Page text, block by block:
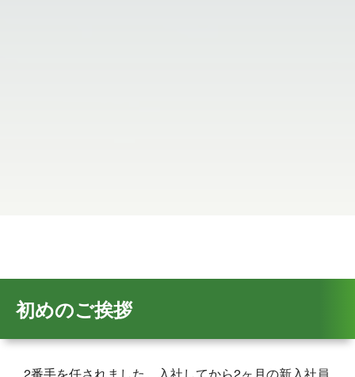
初めのご挨拶
2番手を任されました、入社してから2ヶ月の新入社員